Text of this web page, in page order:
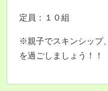
定員：１０組
※親子でスキンシップ
を過ごしましょう！！